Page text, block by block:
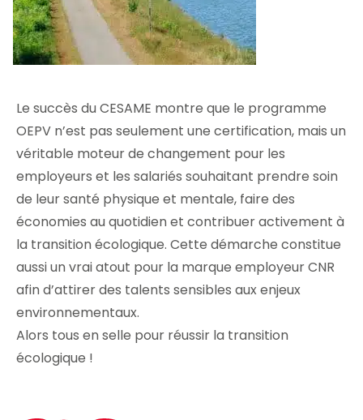
Le succès du CESAME montre que le programme
OEPV n’est pas seulement une certification, mais un
véritable moteur de changement pour les
employeurs et les salariés souhaitant prendre soin
de leur santé physique et mentale, faire des
économies au quotidien et contribuer activement à
la transition écologique. Cette démarche constitue
aussi un vrai atout pour la marque employeur CNR
afin d’attirer des talents sensibles aux enjeux
environnementaux.
Alors tous en selle pour réussir la transition
écologique !